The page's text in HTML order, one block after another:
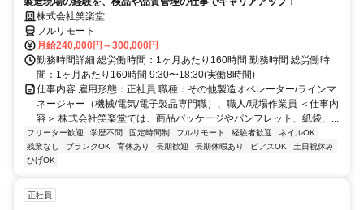
株式会社笑楽堂
フルリモート
月給240,000円～300,000円
勤務時間詳細 総労働時間：1ヶ月あたり160時間 勤務時間 総労働時
間：1ヶ月あたり160時間 9:30〜18:30(実働8時間)
仕事内容 雇用形態：正社員 職種：その他製造オペレーター/ラインマ
ネージャー（機械/電気/電子製品専門職）、職人/現場作業員 ＜仕事内
容＞ 株式会社笑楽堂では、商品パッケージやパンフレット、紙袋、...
フリーター歓迎 学歴不問 固定時間制 フルリモート 経験者歓迎
ネイルOK
残業なし
ブランクOK 育休あり 長期歓迎 長期休暇あり ピアスOK
土日祝休み
ひげOK
正社員